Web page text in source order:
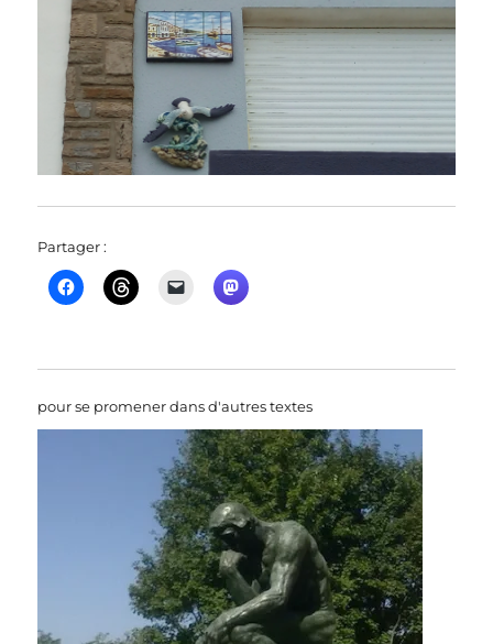
Partager :
pour se promener dans d'autres textes